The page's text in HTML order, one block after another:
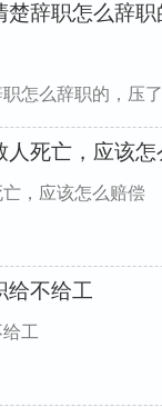
辞职怎么辞
怎么辞职的，压
人死亡，应该怎
，应该怎么赔偿
给不给工
工